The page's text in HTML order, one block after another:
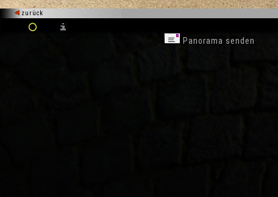
zurück
Panorama senden